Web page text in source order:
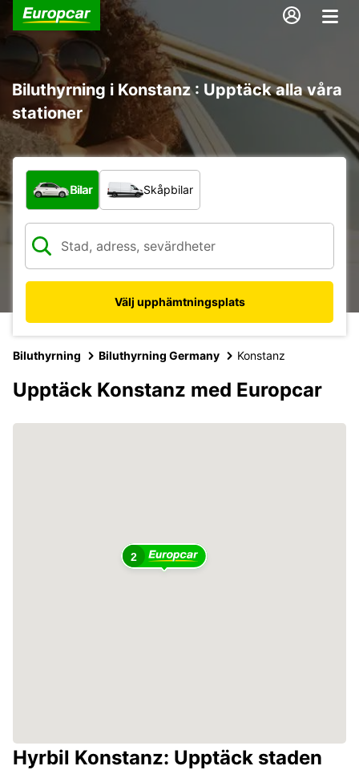
Biluthyrning i Konstanz : Upptäck alla våra
stationer
Vilken typ av fordon?
Bilar Skåpbilar
Välj upphämtningsplats
Biluthyrning Biluthyrning Germany Konstanz
Upptäck Konstanz med Europcar
2
Hyrbil Konstanz: Upptäck staden